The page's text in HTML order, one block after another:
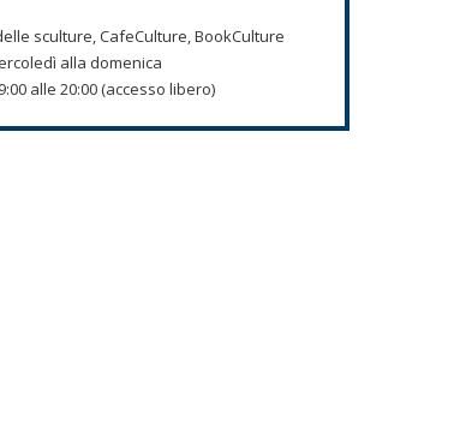
sculture, CafeCulture, BookCulture
alla domenica
alle 20:00 (accesso libero)